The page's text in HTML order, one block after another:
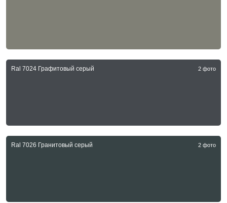
Ral 7024 Графитовый серый 2 фото
Ral 7026 Гранитовый серый 2 фото